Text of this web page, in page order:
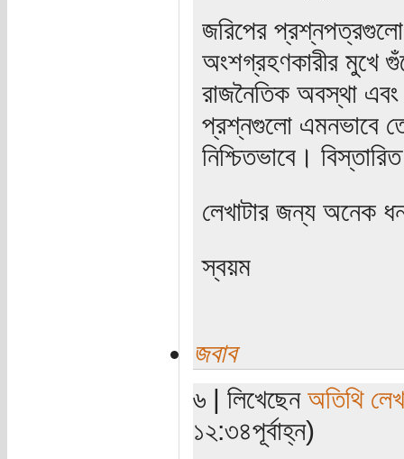
জরিপের প্রশ্নপত্রগুলো
অংশগ্রহণকারীর মুখে
রাজনৈতিক অবস্থা এবং
প্রশ্নগুলো এমনভাবে
নিশ্চিতভাবে।
লেখাটার জন্য অনেক
স্বয়ম
জবাব
৬ | লিখেছেন অতিথি
১২:৩৪পূর্বাহ্ন)